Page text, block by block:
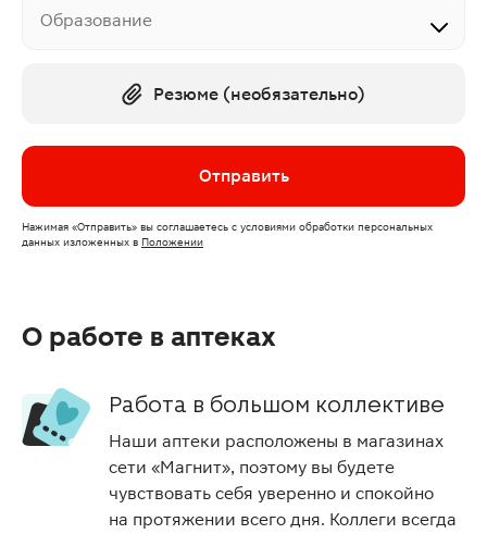
Образование
Резюме (необязательно)
Отправить
Нажимая «Отправить» вы соглашаетесь с условиями обработки персональных
данных изложенных в Положении
О работе в аптеках
Работа в большом коллективе
Наши аптеки расположены в магазинах
сети «Магнит», поэтому вы будете
чувствовать себя уверенно и спокойно
на протяжении всего дня. Коллеги всегда